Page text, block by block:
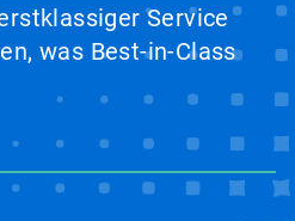
Service
was Best-in-Class